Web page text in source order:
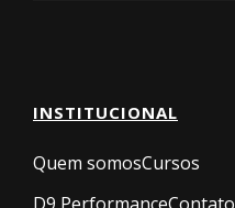
INSTITUCIONAL
Quem somosCursos